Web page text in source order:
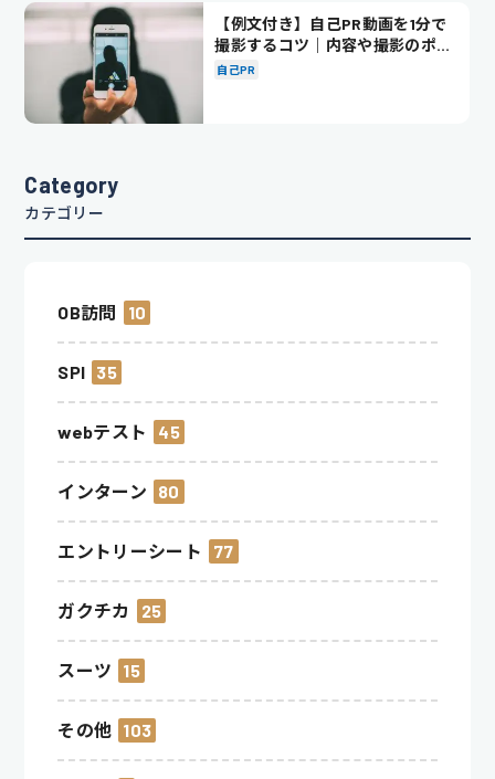
【例文付き】自己PR動画を1分で
撮影するコツ｜内容や撮影のポイ
ントも解説
自己PR
Category
カテゴリー
OB訪問 10
SPI 35
webテスト 45
インターン 80
エントリーシート 77
ガクチカ 25
スーツ 15
その他 103